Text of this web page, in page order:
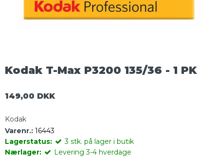
Kodak T-Max P3200 135/36 - 1 PK
149,00 DKK
Kodak
Varenr.: 16443
Lagerstatus:
3 stk. på lager i butik
Nærlager:
Levering 3-4 hverdage